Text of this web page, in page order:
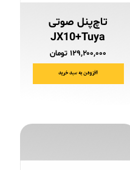
تاچ‌پنل صوتی
JX10+Tuya
۱۲۹,۲۰۰,۰۰۰ تومان
افزودن به سبد خرید